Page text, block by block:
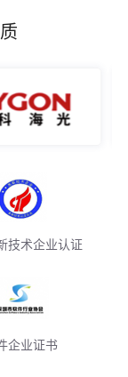
技术企业认证
企业证书